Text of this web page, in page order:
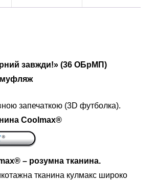
завжди!» (36 ОБрМП)
запечаткою (3D футболка).
Coolmax®
– розумна тканина.
тканина кулмакс широко